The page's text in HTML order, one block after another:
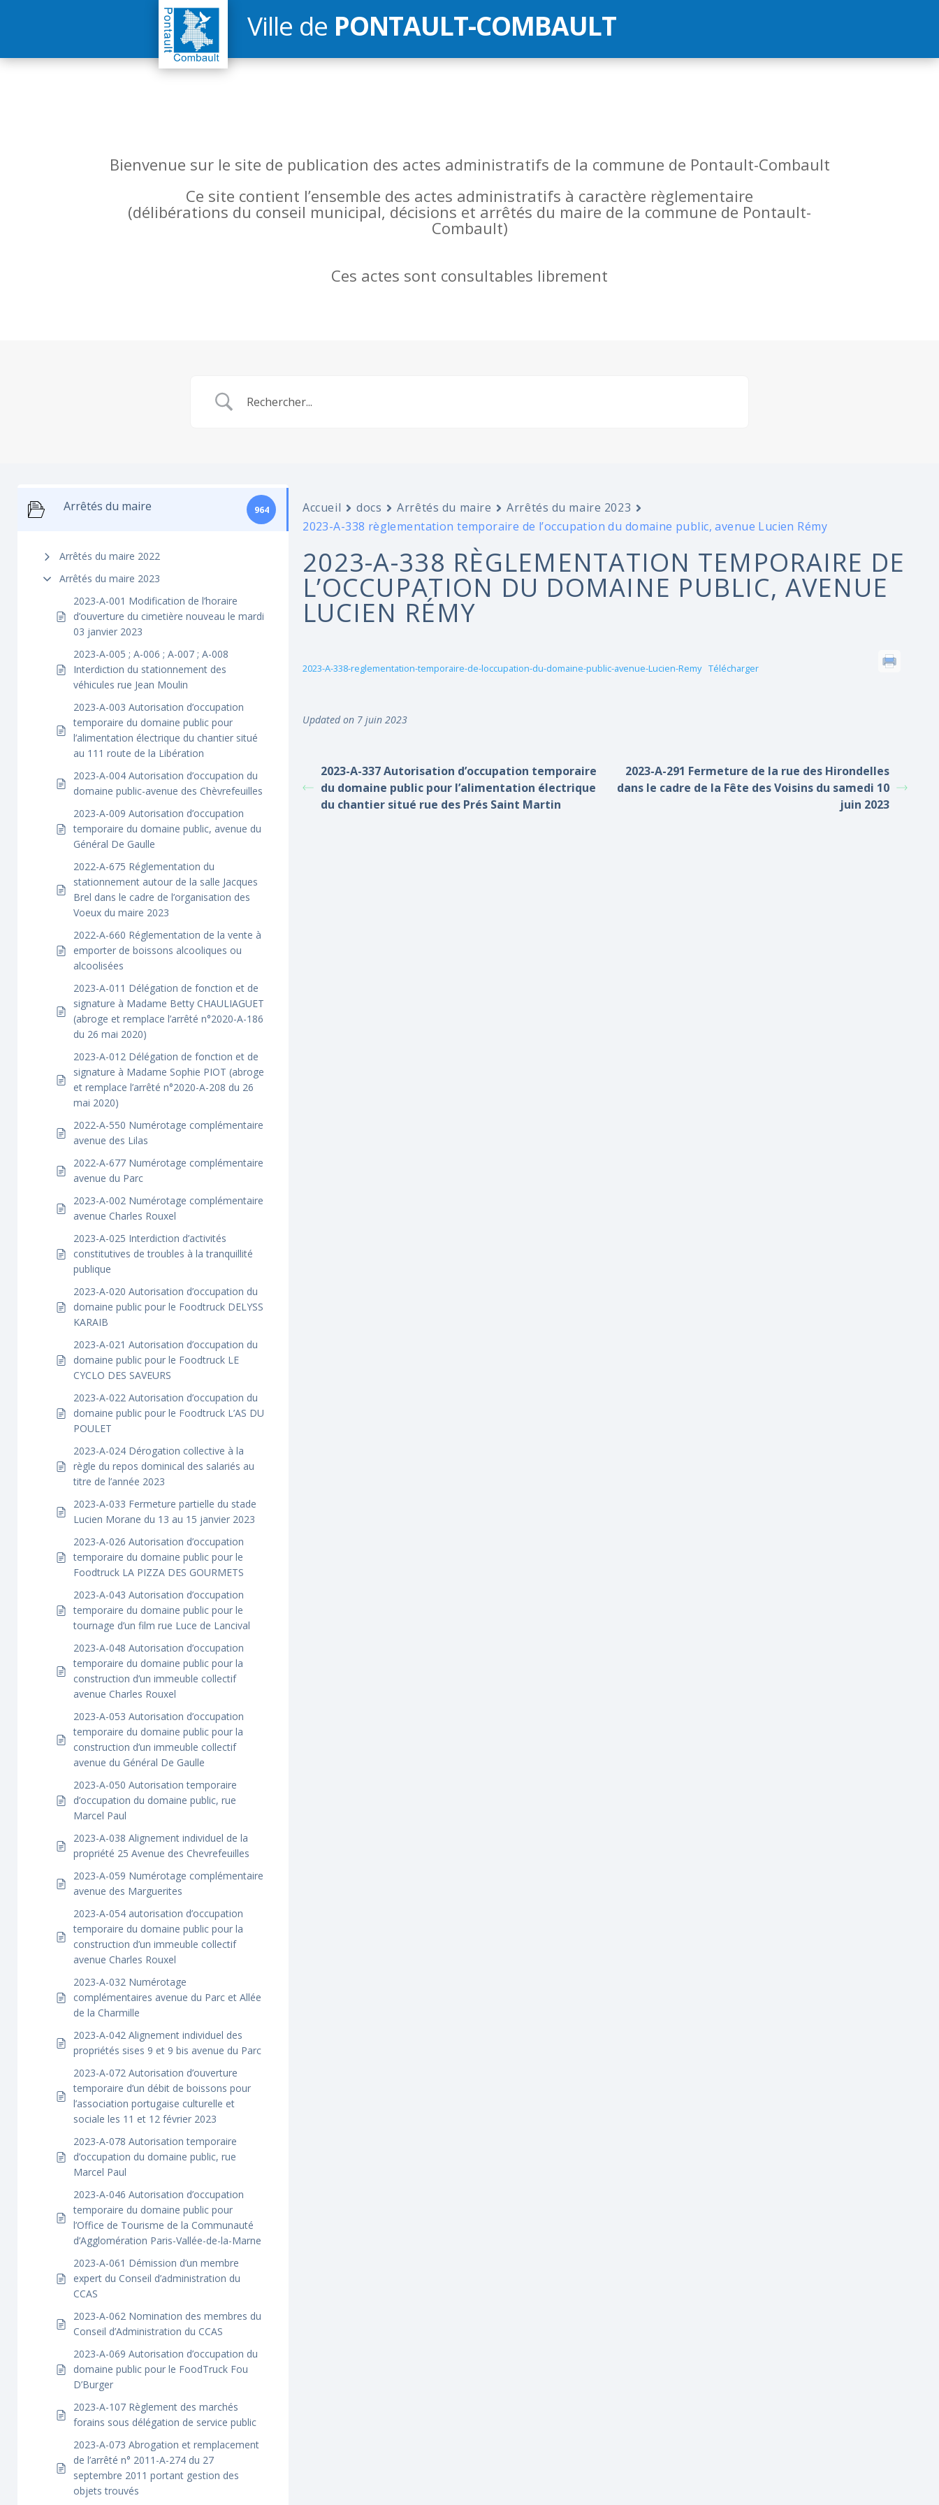
Ville de PONTAULT-COMBAULT
Bienvenue sur le site de publication des actes administratifs de la commune de Pontault-Combault
Ce site contient l’ensemble des actes administratifs à caractère règlementaire
(délibérations du conseil municipal, décisions et arrêtés du maire de la commune de Pontault-
Combault)
Ces actes sont consultables librement
Arrêtés du maire 964
Arrêtés du maire 2022
Arrêtés du maire 2023
2023-A-001 Modification de l’horaire
d’ouverture du cimetière nouveau le mardi
03 janvier 2023
2023-A-005 ; A-006 ; A-007 ; A-008
Interdiction du stationnement des
véhicules rue Jean Moulin
2023-A-003 Autorisation d’occupation
temporaire du domaine public pour
l’alimentation électrique du chantier situé
au 111 route de la Libération
2023-A-004 Autorisation d’occupation du
domaine public-avenue des Chèvrefeuilles
2023-A-009 Autorisation d’occupation
temporaire du domaine public, avenue du
Général De Gaulle
2022-A-675 Réglementation du
stationnement autour de la salle Jacques
Brel dans le cadre de l’organisation des
Voeux du maire 2023
2022-A-660 Réglementation de la vente à
emporter de boissons alcooliques ou
alcoolisées
2023-A-011 Délégation de fonction et de
signature à Madame Betty CHAULIAGUET
(abroge et remplace l’arrêté n°2020-A-186
du 26 mai 2020)
2023-A-012 Délégation de fonction et de
signature à Madame Sophie PIOT (abroge
et remplace l’arrêté n°2020-A-208 du 26
mai 2020)
2022-A-550 Numérotage complémentaire
avenue des Lilas
2022-A-677 Numérotage complémentaire
avenue du Parc
2023-A-002 Numérotage complémentaire
avenue Charles Rouxel
2023-A-025 Interdiction d’activités
constitutives de troubles à la tranquillité
publique
2023-A-020 Autorisation d’occupation du
domaine public pour le Foodtruck DELYSS
KARAIB
2023-A-021 Autorisation d’occupation du
domaine public pour le Foodtruck LE
CYCLO DES SAVEURS
2023-A-022 Autorisation d’occupation du
domaine public pour le Foodtruck L’AS DU
POULET
2023-A-024 Dérogation collective à la
règle du repos dominical des salariés au
titre de l’année 2023
2023-A-033 Fermeture partielle du stade
Lucien Morane du 13 au 15 janvier 2023
2023-A-026 Autorisation d’occupation
temporaire du domaine public pour le
Foodtruck LA PIZZA DES GOURMETS
2023-A-043 Autorisation d’occupation
temporaire du domaine public pour le
tournage d’un film rue Luce de Lancival
2023-A-048 Autorisation d’occupation
temporaire du domaine public pour la
construction d’un immeuble collectif
avenue Charles Rouxel
2023-A-053 Autorisation d’occupation
temporaire du domaine public pour la
construction d’un immeuble collectif
avenue du Général De Gaulle
2023-A-050 Autorisation temporaire
d’occupation du domaine public, rue
Marcel Paul
2023-A-038 Alignement individuel de la
propriété 25 Avenue des Chevrefeuilles
2023-A-059 Numérotage complémentaire
avenue des Marguerites
2023-A-054 autorisation d’occupation
temporaire du domaine public pour la
construction d’un immeuble collectif
avenue Charles Rouxel
2023-A-032 Numérotage
complémentaires avenue du Parc et Allée
de la Charmille
2023-A-042 Alignement individuel des
propriétés sises 9 et 9 bis avenue du Parc
2023-A-072 Autorisation d’ouverture
temporaire d’un débit de boissons pour
l’association portugaise culturelle et
sociale les 11 et 12 février 2023
2023-A-078 Autorisation temporaire
d’occupation du domaine public, rue
Marcel Paul
2023-A-046 Autorisation d’occupation
temporaire du domaine public pour
l’Office de Tourisme de la Communauté
d’Agglomération Paris-Vallée-de-la-Marne
2023-A-061 Démission d’un membre
expert du Conseil d’administration du
CCAS
2023-A-062 Nomination des membres du
Conseil d’Administration du CCAS
2023-A-069 Autorisation d’occupation du
domaine public pour le FoodTruck Fou
D’Burger
2023-A-107 Règlement des marchés
forains sous délégation de service public
2023-A-073 Abrogation et remplacement
de l’arrêté n° 2011-A-274 du 27
septembre 2011 portant gestion des
objets trouvés
Accueil docs Arrêtés du maire
Arrêtés du maire 2023
2023-A-338 règlementation temporaire de l’occupation du domaine public, avenue Lucien Rémy
2023-A-338 RÈGLEMENTATION TEMPORAIRE DE
L’OCCUPATION DU DOMAINE PUBLIC, AVENUE
LUCIEN RÉMY
2023-A-338-reglementation-temporaire-de-loccupation-du-domaine-public-avenue-Lucien-Remy Télécharger
Updated on 7 juin 2023
2023-A-337 Autorisation d’occupation temporaire
du domaine public pour l’alimentation électrique
du chantier situé rue des Prés Saint Martin
2023-A-291 Fermeture de la rue des Hirondelles
dans le cadre de la Fête des Voisins du samedi 10
juin 2023